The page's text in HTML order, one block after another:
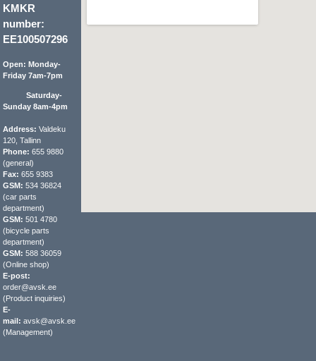
KMKR
number:
EE100507296
Open: Monday-
Friday 7am-7pm
Saturday-
Sunday 8am-4pm
Address: Valdeku
120, Tallinn
Phone: 655 9880
(general)
Fax: 655 9383
GSM: 534 36824
(car parts
department)
GSM: 501 4780
(bicycle parts
department)
GSM: 588 36059
(Online shop)
E-post:
order@avsk.ee
(Product inquiries)
E-
mail: avsk@avsk.ee
(Management)